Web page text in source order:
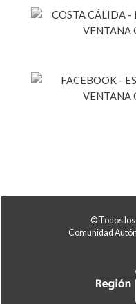
© Todos
Comunidad